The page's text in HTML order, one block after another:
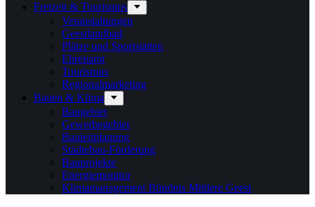
Freizeit & Tourismus
Veranstaltungen
Geestlandbad
Plätze und Sportstätten
Ehrenamt
Tourismus
Regionalmarketing
Bauen & Klima
Baugebiet
Gewerbegebiet
Bauleitplanung
Städtebau-Förderung
Bauprojekte
Energiemonitor
Klimamanagement Bündnis Mittlere Geest